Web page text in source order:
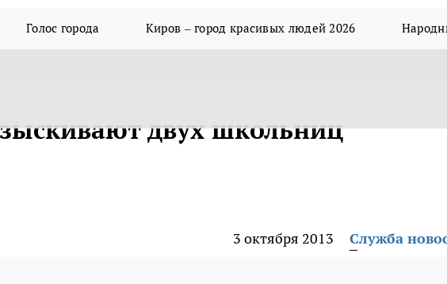
Голос города Киров – город красивых людей 2026
двух школьниц
3 октября 2013 Служба